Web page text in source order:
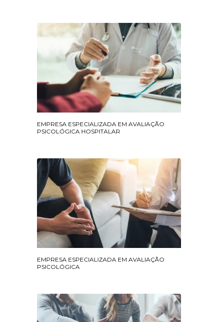
EMPRESA ESPECIALIZADA EM AVALIAÇÃO
PSICOLÓGICA HOSPITALAR
EMPRESA ESPECIALIZADA EM AVALIAÇÃO
PSICOLÓGICA